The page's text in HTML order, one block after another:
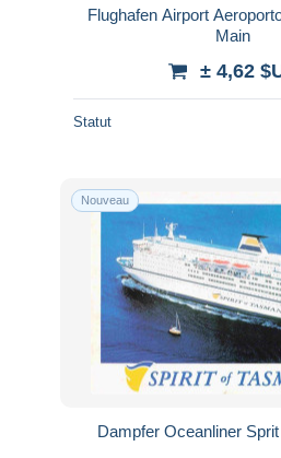
Flughafen Airport
Main
± 4,62
Statut
Nouveau
Dampfer Oceanliner